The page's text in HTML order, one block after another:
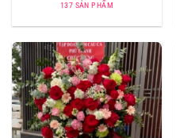
137 SẢN PHẨM